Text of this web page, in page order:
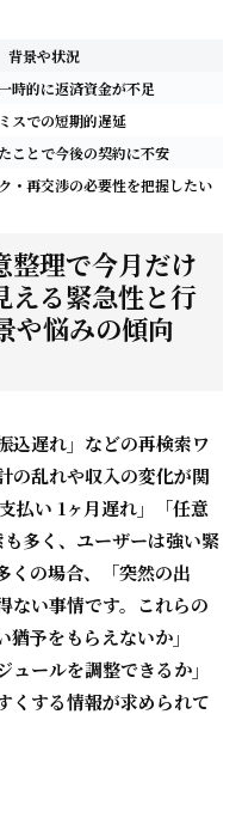
背景や状況
時的に返済資金が不足
スでの短期的遅延
ことで今後の契約に不安
・再交渉の必要性を把握したい
整理で今月だけ
える緊急性と行
や悩みの傾向
込遅れ」などの再検索ワ
の乱れや収入の変化が関
払い 1ヶ月遅れ」「任意
多く、ユーザーは強い緊
の場合、
「突然の出
ない事情です。これらの
予をもらえないか」
ュールを調整できるか」
くする情報が求められて